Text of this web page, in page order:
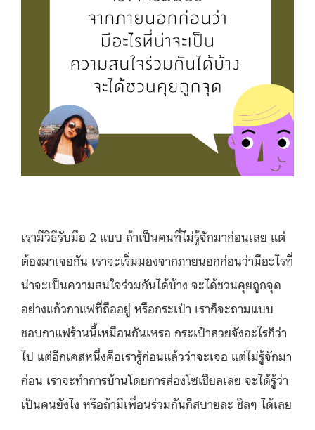
เรามีวิธีรับมือ 2 แบบ ถ้าเป็นคนที่ไม่รู้จักมาก่อนเลย แต่
ต้องมาเจอกัน เราจะเริ่มมองจากภายนอกก่อนว่ามีอะไรที่
น่าจะเป็นความสนใจร่วมกันได้บ้าง จะได้ชวนคุยถูกจุด
อย่างแก้วกาแฟที่ถืออยู่ หรือกระเป๋า เราก็จะถามแบบ
ชอบกาแฟร้านนี้เหมือนกันเหรอ กระเป๋าสวยจังอะไรก็ว่า
ไป แต่อีกเคสหนึ่งคือเรารู้ก่อนแล้วว่าจะเจอ แต่ไม่รู้จักมา
ก่อน เราจะทำการบ้านโดยการส่องโซเชียลเลย จะได้รู้ว่า
เป็นคนยังไง หรือถ้ามีเพื่อนร่วมกันก็สบายละ ชิลๆ ได้เลย